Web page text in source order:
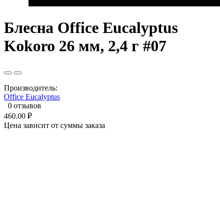
Блесна Office Eucalyptus
Kokoro 26 мм, 2,4 г #07
Производитель:
Office Eucalyptus
0 отзывов
460.00 ₽
Цена зависит от суммы заказа